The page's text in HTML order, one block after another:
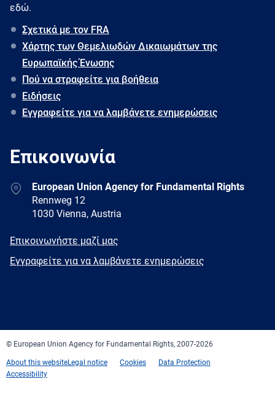
εδώ.
Σχετικά με τον FRA
Χάρτης των Θεμελιωδών Δικαιωμάτων της
Ευρωπαϊκής Ένωσης
Πού να στραφείτε για βοήθεια
Ειδήσεις
Εγγραφείτε για να λαμβάνετε ενημερώσεις
Επικοινωνία
AddressEuropean Union Agency for Fundamental Rights
Rennweg 12
1030 Vienna, Austria
E-
Επικοινωνήστε μαζί μας
Newsletter
Εγγραφείτε για να λαμβάνετε ενημερώσεις
© European Union Agency for Fundamental Rights, 2007-2026
About this websiteLegal notice Cookies
Data Protection
Accessibility